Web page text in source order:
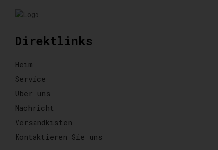
Direktlinks
Heim
Service
Über uns
Nachricht
Versandkisten
Kontaktieren Sie uns